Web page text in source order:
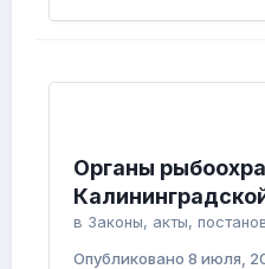
Органы
в Законы, акты,
Опубликовано 8 июля,